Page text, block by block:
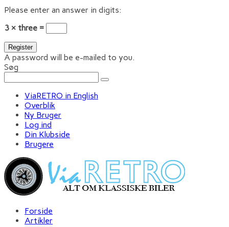
Please enter an answer in digits:
3 × three =
A password will be e-mailed to you.
Søg
ViaRETRO in English
Overblik
Ny Bruger
Log ind
Din Klubside
Brugere
Forside
Artikler